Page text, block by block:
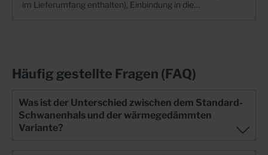
im Lieferumfang enthalten), Einbindung in die
geprüft bis 2,5 bar Druckwasserdichtigkeit+
DrehmomentKontrollMutter KRASO DKM: Automatisches
mit umlaufender, unterseitiger Tropfkante und
Verdrehsicherung+ 360 Grad schwenkbar!+
Flachdachdurchführung in verzinkt, Edelstahl V2A oder
Edelstahl V4A erhältlich. Auch wärmegedämmt lieferbar!+
Häufig gestellte Fragen (FAQ)
Was ist der Unterschied zwischen dem Standard-
Schwanenhals und der wärmegedämmten
Variante?